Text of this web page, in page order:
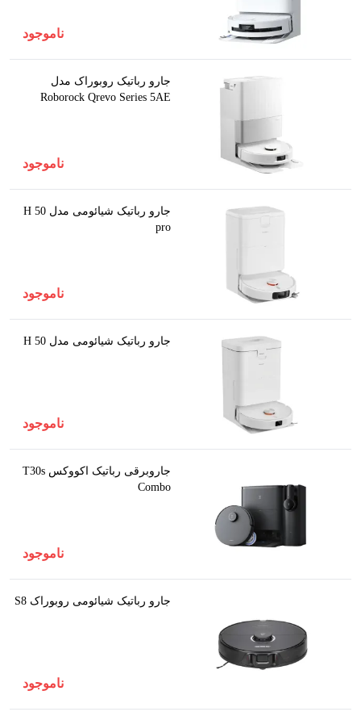
ناموجود
جارو رباتیک روبوراک مدل
Roborock Qrevo Series 5AE
ناموجود
جارو رباتیک شیائومی مدل H 50
pro
ناموجود
جارو رباتیک شیائومی مدل H 50
ناموجود
جاروبرقی رباتیک اکووکس T30s
Combo
ناموجود
جارو رباتیک شیائومی روبوراک S8
ناموجود